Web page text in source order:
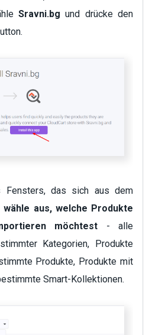
Sravni.bg und drücke den
das sich aus dem
wähle aus, welche Produkte
möchtest - alle
Kategorien, Produkte
Produkte, Produkte mit
Smart-Kollektionen.